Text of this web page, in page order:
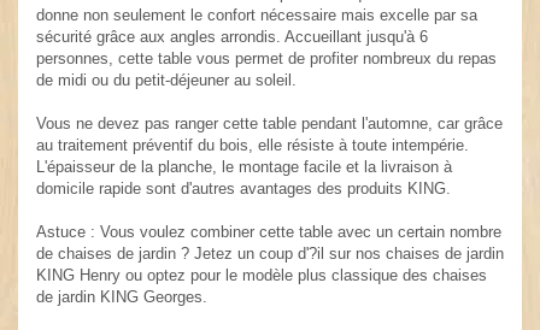
donne non seulement le confort nécessaire mais excelle par sa
sécurité grâce aux angles arrondis. Accueillant jusqu'à 6
personnes, cette table vous permet de profiter nombreux du repas
de midi ou du petit-déjeuner au soleil.
Vous ne devez pas ranger cette table pendant l'automne, car grâce
au traitement préventif du bois, elle résiste à toute intempérie.
L'épaisseur de la planche, le montage facile et la livraison à
domicile rapide sont d'autres avantages des produits KING.
Astuce : Vous voulez combiner cette table avec un certain nombre
de chaises de jardin ? Jetez un coup d'?il sur nos chaises de jardin
KING Henry ou optez pour le modèle plus classique des chaises
de jardin KING Georges.